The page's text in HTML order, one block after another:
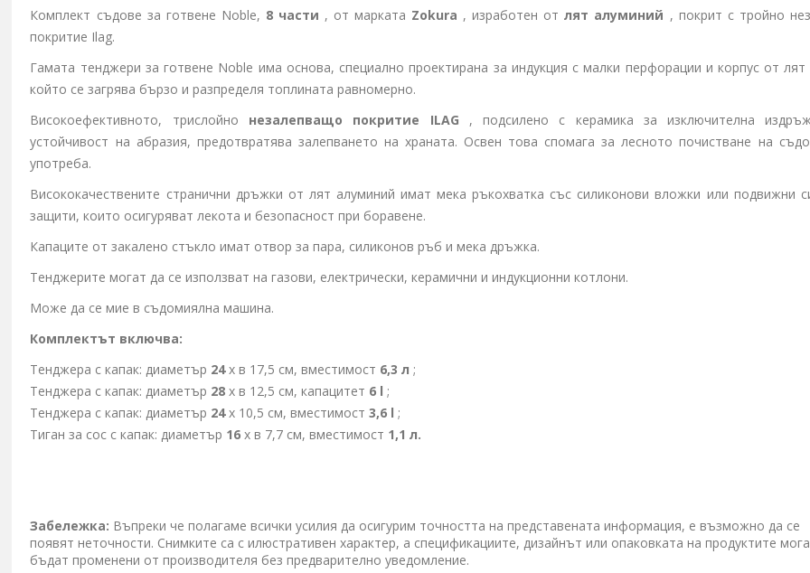
Комплект съдове за готвене Noble, 8 части , от марката Zokura , изработен отлят алуминий , покрит с тройно
покритие Ilag.
Гамата тенджери за готвене Noble има основа, специално проектирана за индукция с малки перфорации и корпус от лят
който се загрява бързо и разпределя топлината равномерно.
Високоефективното, трислойно незалепващо покритие ILAG , подсилено с керамика за изключителна
устойчивост на абразия, предотвратява залепването на храната. Освен това спомага за лесното почистване на
употреба.
Висококачествените странични дръжки от лят алуминий имат мека ръкохватка със силиконови вложки или подвижни
защити, които осигуряват лекота и безопасност при боравене.
Капаците от закалено стъкло имат отвор за пара, силиконов ръб и мека дръжка.
Тенджерите могат да се използват на газови, електрически, керамични и индукционни котлони.
Може да се мие в съдомиялна машина.
Комплектът включва:
Тенджера с капак: диаметър 24 х в 17,5 см, вместимост 6,3 л ;
Тенджера с капак: диаметър 28 х в 12,5 см, капацитет 6 l ;
Тенджера с капак: диаметър 24 х 10,5 см, вместимост 3,6 l ;
Тиган за сос с капак: диаметър 16 х в 7,7 см, вместимост 1,1 л.
Забележка: Въпреки че полагаме всички усилия да осигурим точността на представената информация, е възможно да се
появят неточности. Снимките са с илюстративен характер, а спецификациите, дизайнът или опаковката на продуктите
бъдат променени от производителя без предварително уведомление.